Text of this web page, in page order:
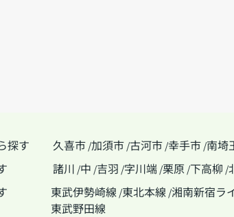
探す 久喜市 /加須市 /古河市 /幸手市 /南埼
諸川 /中 /吉羽 /字川端 /栗原 /下高柳 /
東武伊勢崎線 /東北本線 /湘南新宿ラ
東武野田線